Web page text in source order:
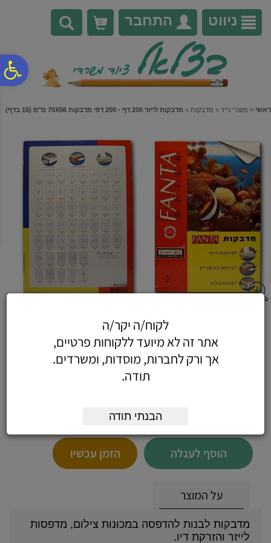
נגישות
אתר
המרכזי
ניווט התחבר 0
ראשי > מוצרי נייר > מדבקות > מדבקות לייזר 200 דף - 200 דפי מדבקות 70X56 מ"מ (15 בדף)
70X56 מ"מ (15 בדף)
הוסף לעגלה הזמן עכשיו
על המוצר
מדבקות לבנות להדפסה במכונות צילום, מדפסות
לייזר והזרקת דיו.
לקוח/ה יקר/ה
אתר זה לא מיועד ללקוחות פרטיים,
אך ורק לחברות, מוסדות, ומשרדים.
תודה.
הבנתי תודה